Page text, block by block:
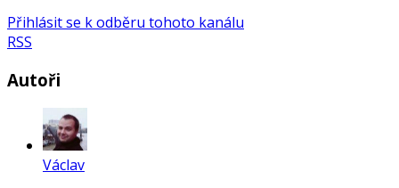
Přihlásit se k odběru tohoto kanálu
RSS
Autoři
Václav